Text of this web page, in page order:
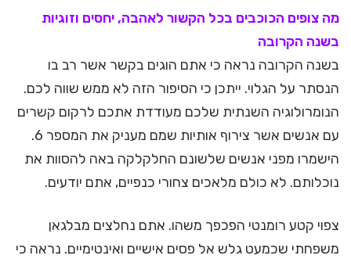
מה צופים הכוכבים בכל הקשור לאהבה, יחסים וזוגיות
בשנה הקרובה
בשנה הקרובה נראה כי אתם הוגים בקשר אשר רב בו
הנסתר על הגלוי. ייתכן כי הסיפור הזה לא ממש שווה לכם.
הנומרולוגיה השנתית שלכם מעודדת אתכם לרקום קשרים
עם אנשים אשר צירוף אותיות שמם מעניק את המספר 6.
הישמרו מפני אנשים שלשונם החלקלקה באה להסוות את
נוכלותם. לא כולם מלאכים צחורי כנפיים, אתם יודעים.
צפוי קטע רומנטי הפכפך משהו. אתם נחלצים מבלגאן
משפחתי שכמעט גלש אל פסים אישיים ואינטימיים. נראה כי